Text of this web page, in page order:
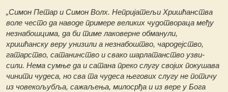
„Симон Петар и Симон Волх. Непријатељи Хришћанства
воле често да наводе примере великих чудотвораца међу
незнабошцима, да би тиме лаковерне обманули,
хришћанску веру унизили a незнабоштво, чародејство,
гатарство, сатанинство и свако шарлатанство узви-
сили. Нема сумње да и сатана преко слугу својих покушава
чинити чудеса, но сва та чудеса његових слугу не потичу
из човекољубља, сажаљења, милосрђа и из вере у Бога